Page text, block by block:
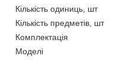
Кількість одиниць, шт
Кількість предметів, шт
Комплектація
Моделі